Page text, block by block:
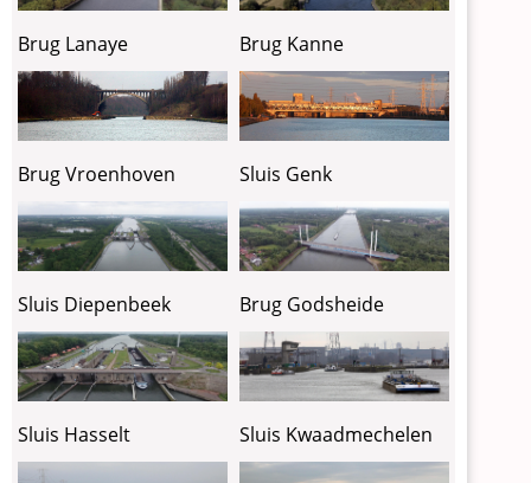
Brug Lanaye Brug Kanne
Brug Vroenhoven Sluis Genk
Sluis Diepenbeek Brug Godsheide
Sluis Hasselt Sluis Kwaadmechelen